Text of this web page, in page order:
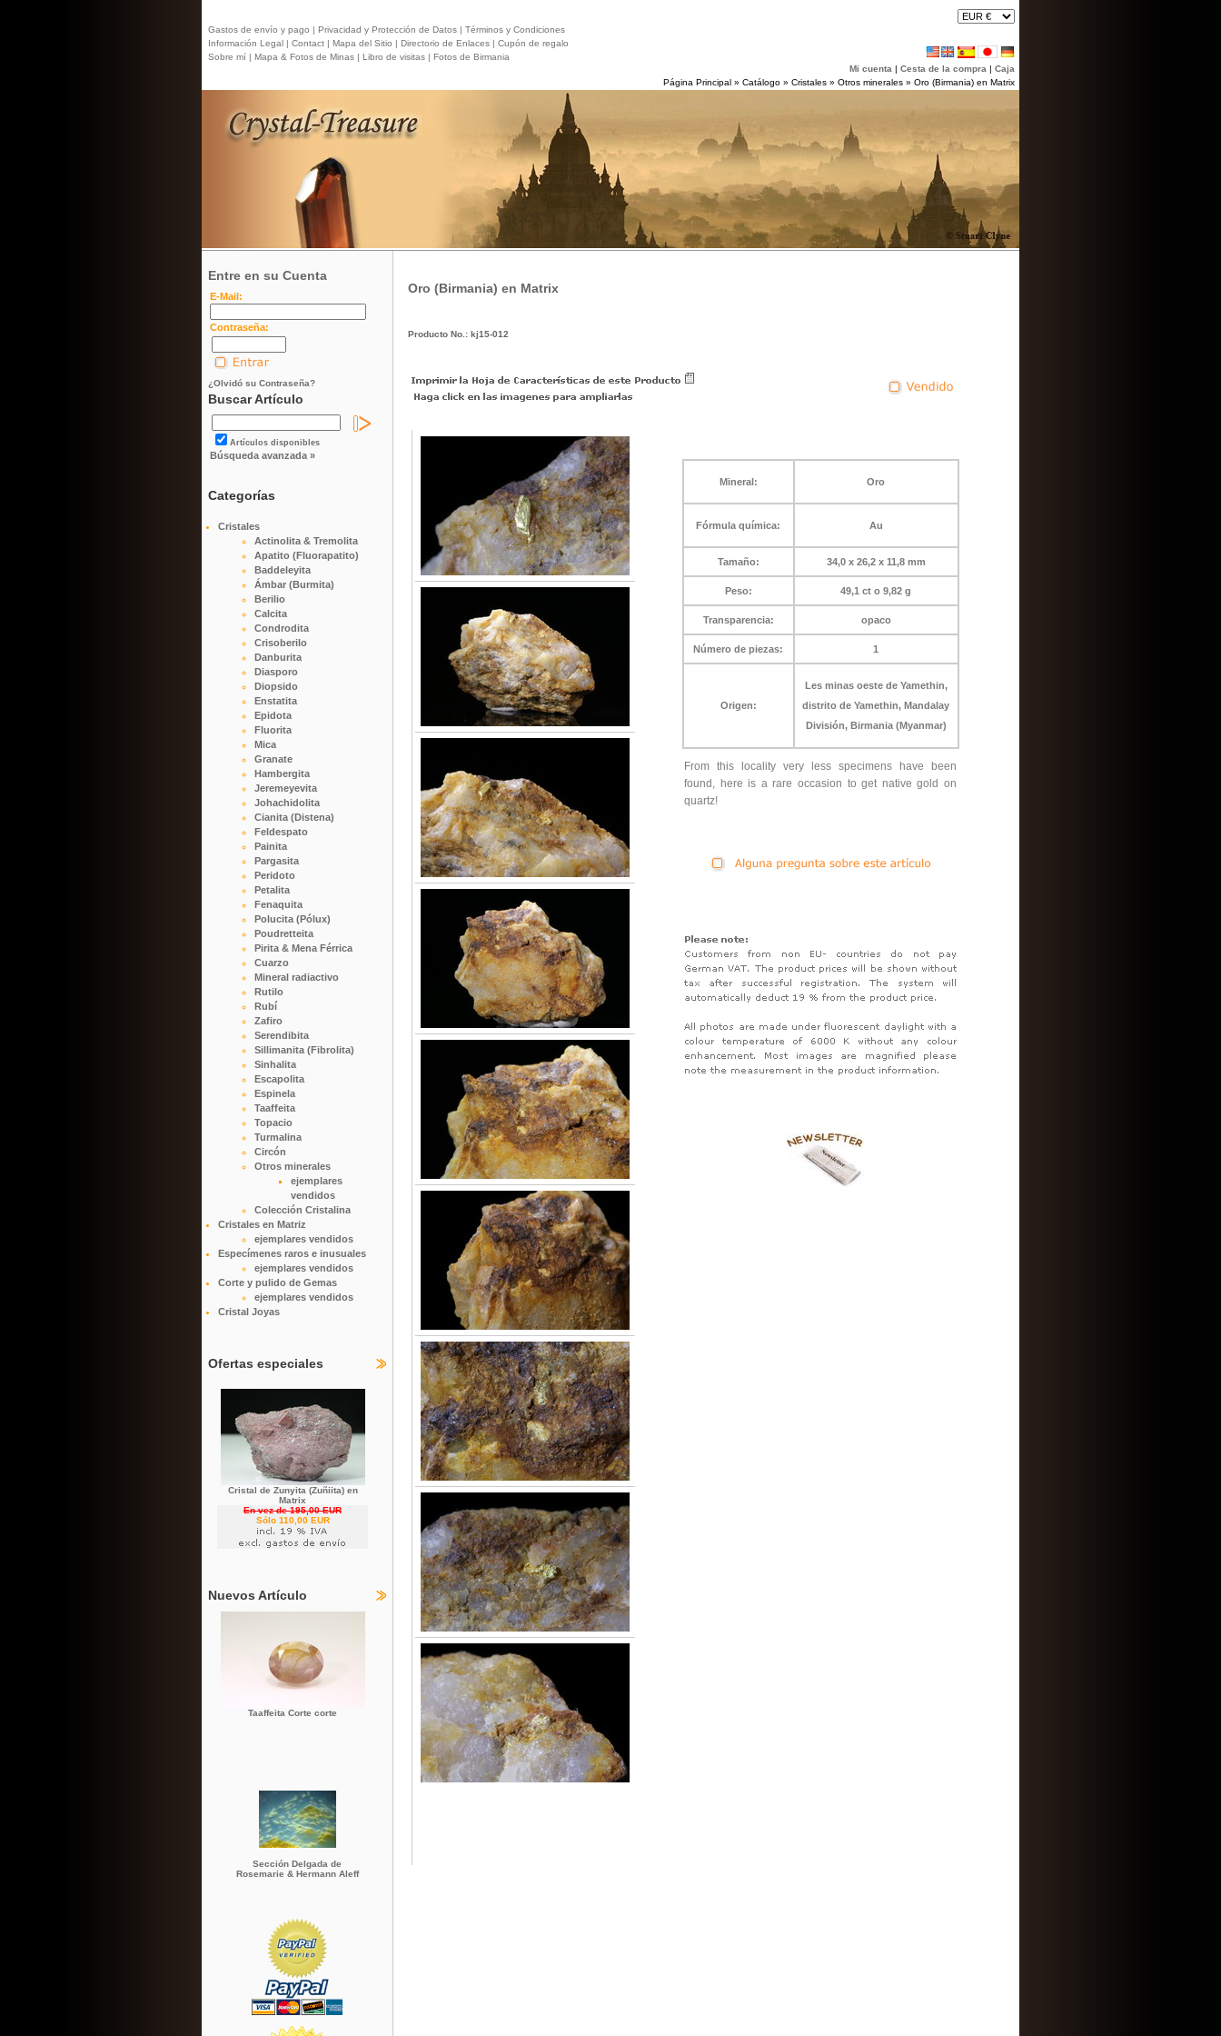
Gastos de envío y pago | Privacidad y Protección de Datos | Términos y Condiciones
Información Legal | Contact | Mapa del Sitio | Directorio de Enlaces | Cupón de regalo
Sobre mí | Mapa & Fotos de Minas | Libro de visitas | Fotos de Birmania
Mi cuenta | Cesta de la compra | Caja
Página Principal » Catálogo » Cristales » Otros minerales » Oro (Birmania) en Matrix
Entre en su Cuenta
E-Mail:
Contraseña:
¿Olvidó su Contraseña?
Buscar Artículo
Artículos disponibles
Búsqueda avanzada »
Categorías
Cristales
Actinolita & Tremolita
Apatito (Fluorapatito)
Baddeleyita
Ámbar (Burmita)
Berilio
Calcita
Condrodita
Crisoberilo
Danburita
Diasporo
Diopsido
Enstatita
Epidota
Fluorita
Mica
Granate
Hambergita
Jeremeyevita
Johachidolita
Cianita (Distena)
Feldespato
Painita
Pargasita
Peridoto
Petalita
Fenaquita
Polucita (Pólux)
Poudretteita
Pirita & Mena Férrica
Cuarzo
Mineral radiactivo
Rutilo
Rubí
Zafiro
Serendibita
Sillimanita (Fibrolita)
Sinhalita
Escapolita
Espinela
Taaffeita
Topacio
Turmalina
Circón
Otros minerales
ejemplares
vendidos
Colección Cristalina
Cristales en Matriz
ejemplares vendidos
Especímenes raros e inusuales
ejemplares vendidos
Corte y pulido de Gemas
ejemplares vendidos
Cristal Joyas
Ofertas especiales
Cristal de Zunyita (Zuñiita) en
Matrix
En vez de 195,00 EUR
Sólo 110,00 EUR
Nuevos Artículo
Taaffeita Corte corte
Sección Delgada de
Rosemarie & Hermann Aleff
Oro (Birmania) en Matrix
Producto No.: kj15-012
Mineral: Oro
Fórmula química: Au
Tamaño: 34,0 x 26,2 x 11,8 mm
Peso: 49,1 ct o 9,82 g
Transparencia: opaco
Número de piezas: 1
Origen:
Les minas oeste de Yamethin,
distrito de Yamethin, Mandalay
División, Birmania (Myanmar)
From this locality very less specimens have been
found, here is a rare occasion to get native gold on
quartz!